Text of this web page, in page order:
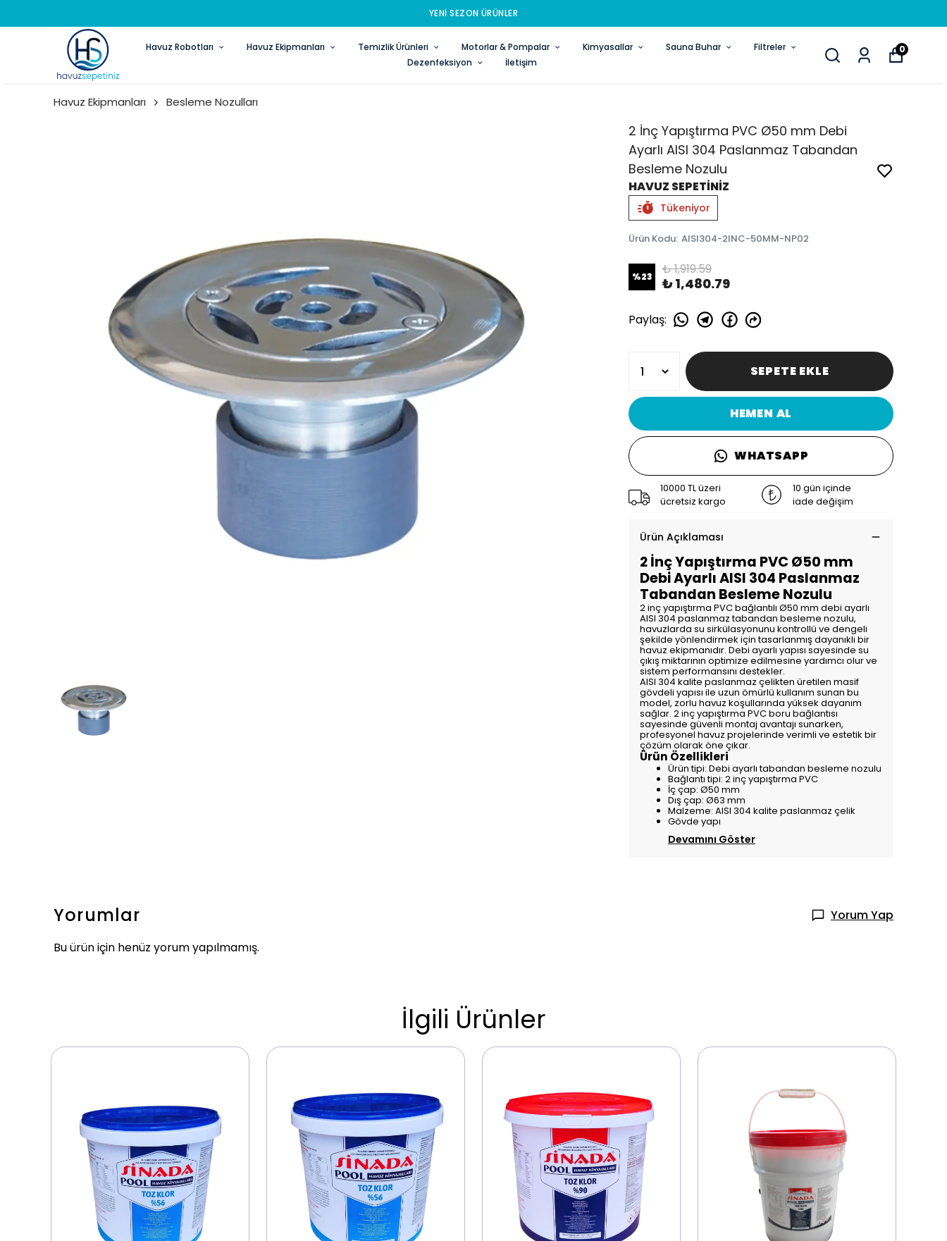
YENI SEZON ÜRÜNLER
Havuz Robotları Havuz Ekipmanları Temizlik Ürünleri Motorlar & Pompalar Kimyasallar Sauna Buhar
Filtreler
Dezenfeksiyon
İletişim
0
Havuz Ekipmanları Besleme Nozulları
2 İnç Yapıştırma PVC Ø50 mm Debi
Ayarlı AISI 304 Paslanmaz Tabandan
Besleme Nozulu
HAVUZ SEPETİNİZ
Tükeniyor
Ürün Kodu: AISI304-2INC-50MM-NP02
%23 ₺ 1,919.59
₺ 1,480.79
Paylaş:
SEPETE EKLE
HEMEN AL
WHATSAPP
10000 TL üzeri
ücretsiz kargo
10 gün içinde
iade değişim
Ürün Açıklaması
2 İnç Yapıştırma PVC Ø50 mm
Debi Ayarlı AISI 304 Paslanmaz
Tabandan Besleme Nozulu
2 inç yapıştırma PVC bağlantılı Ø50 mm debi ayarlı
AISI 304 paslanmaz tabandan besleme nozulu,
havuzlarda su sirkülasyonunu kontrollü ve dengeli
şekilde yönlendirmek için tasarlanmış dayanıklı bir
havuz ekipmanıdır. Debi ayarlı yapısı sayesinde su
çıkış miktarının optimize edilmesine yardımcı olur ve
sistem performansını destekler.
AISI 304 kalite paslanmaz çelikten üretilen masif
gövdeli yapısı ile uzun ömürlü kullanım sunan bu
model, zorlu havuz koşullarında yüksek dayanım
sağlar. 2 inç yapıştırma PVC boru bağlantısı
sayesinde güvenli montaj avantajı sunarken,
profesyonel havuz projelerinde verimli ve estetik bir
çözüm olarak öne çıkar.
Ürün Özellikleri
Ürün tipi: Debi ayarlı tabandan besleme nozulu
Bağlantı tipi: 2 inç yapıştırma PVC
İç çap: Ø50 mm
Dış çap: Ø63 mm
Malzeme: AISI 304 kalite paslanmaz çelik
Gövde yapı
Devamını Göster
Yorumlar
Yorum Yap
Bu ürün için henüz yorum yapılmamış.
İlgili Ürünler